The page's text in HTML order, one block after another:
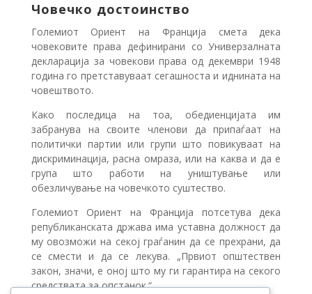
Човечко достоинство
Големиот Ориент на Франција смета дека
човековите права дефинирани со Универзалната
декларација за човекови права од декември 1948
година го претставуваат сегашноста и иднината на
човештвото.
Како последица на тоа, обедиенцијата им
забранува на своите членови да припаѓаат на
политички партии или групи што повикуваат на
дискриминација, расна омраза, или на каква и да е
група што работи на уништување или
обезличување на човечкото суштество.
Големиот Ориент на Франција потсетува дека
републиканската држава има уставна должност да
му овозможи на секој граѓанин да се прехрани, да
се смести и да се лекува. „Првиот општествен
закон, значи, е оној што му ги гарантира на секого
средствата за опстанок.“